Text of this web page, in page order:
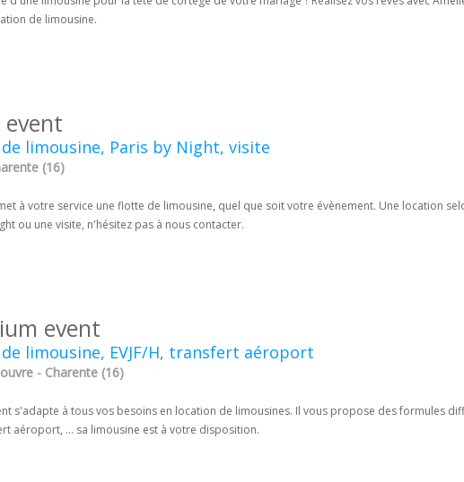
de limousine.
limousine, Paris by Night, visite
(16)
à votre service une flotte de limousine, quel que soit votre évènement. Une location
ou une visite, n'hésitez pas à nous contacter.
event
limousine, EVJF/H, transfert aéroport
- Charente (16)
s'adapte à tous vos besoins en location de limousines. Il vous propose des formules
aéroport, ... sa limousine est à votre disposition.